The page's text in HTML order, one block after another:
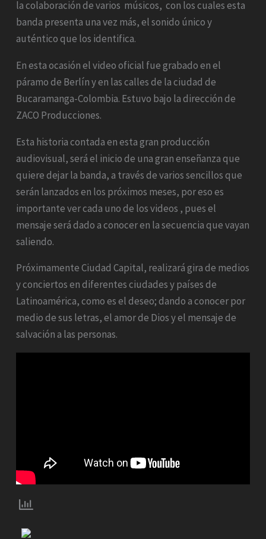
la colaboración de varios músicos, con los cuales esta
banda presenta una vez más, el sonido único y
auténtico que los identifica.
En esta ocasión el video oficial fue grabado en el
páramo de Berlín y en las calles de la ciudad de
Bucaramanga-Colombia. Estuvo bajo la dirección de
ZACO Producciones.
Esta historia contada en esta gran producción
audiovisual, será el inicio de una gran enseñanza que
quiere dejar la banda, a través de varios sencillos que
serán lanzados en los próximos meses, por eso es
importante ver cada uno de los videos , pues el
mensaje será dado a conocer en la secuencia que vayan
saliendo.
Próximamente Ciudad Capital, realizará gira de medios
y conciertos en diferentes ciudades y países de
Latinoamérica, como es el deseo; dando a conocer por
medio de sus letras, el amor de Dios y el mensaje de
salvación a las personas.